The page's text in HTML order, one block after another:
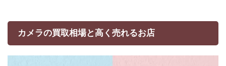
カメラの買取相場と高く売れるお店